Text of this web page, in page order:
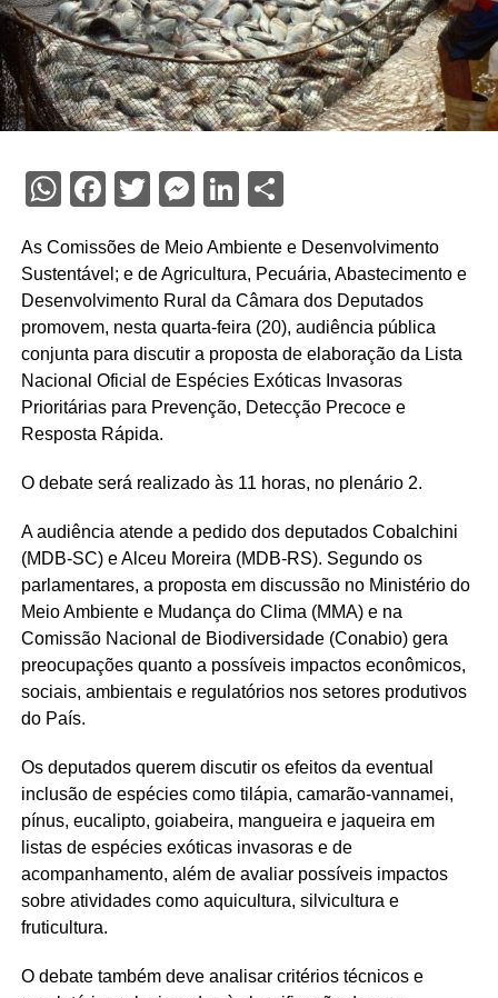
WhatsApp
Facebook
TwitterMessenger
LinkedIn
As Comissões de Meio Ambiente e Desenvolvimento
Sustentável; e de Agricultura, Pecuária, Abastecimento e
Desenvolvimento Rural da Câmara dos Deputados
promovem, nesta quarta-feira (20), audiência pública
conjunta para discutir a proposta de elaboração da Lista
Nacional Oficial de Espécies Exóticas Invasoras
Prioritárias para Prevenção, Detecção Precoce e
Resposta Rápida.
O debate será realizado às 11 horas, no plenário 2.
A audiência atende a pedido dos deputados Cobalchini
(MDB-SC) e Alceu Moreira (MDB-RS). Segundo os
parlamentares, a proposta em discussão no Ministério do
Meio Ambiente e Mudança do Clima (MMA) e na
Comissão Nacional de Biodiversidade (Conabio) gera
preocupações quanto a possíveis impactos econômicos,
sociais, ambientais e regulatórios nos setores produtivos
do País.
Os deputados querem discutir os efeitos da eventual
inclusão de espécies como tilápia, camarão-vannamei,
pínus, eucalipto, goiabeira, mangueira e jaqueira em
listas de espécies exóticas invasoras e de
acompanhamento, além de avaliar possíveis impactos
sobre atividades como aquicultura, silvicultura e
fruticultura.
O debate também deve analisar critérios técnicos e